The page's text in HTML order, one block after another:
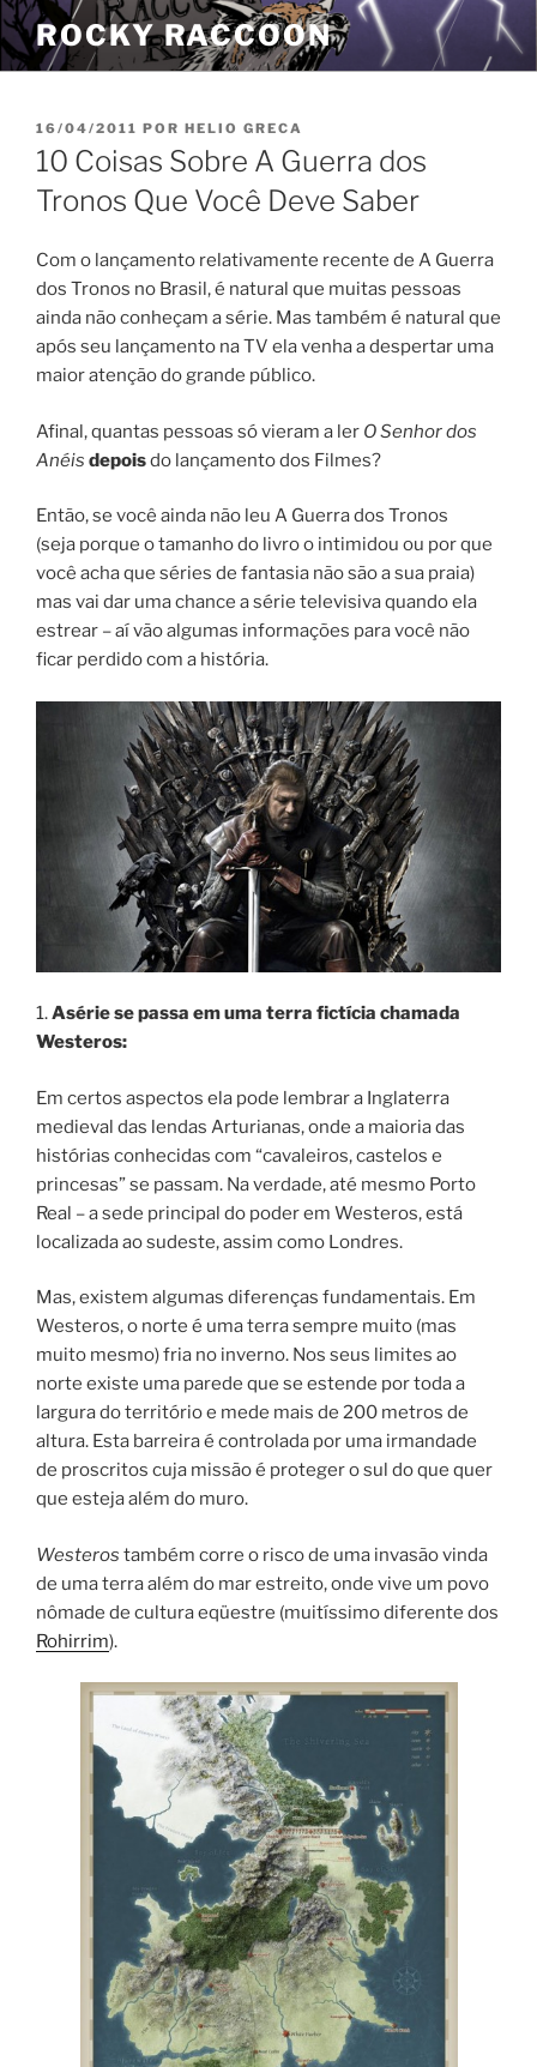
Pular
para
o
ROCKY RACCOON
PUBLICADO
EM
16/04/2011 POR HELIO GRECA
10 Coisas Sobre A Guerra dos
Tronos Que Você Deve Saber
Com o lançamento relativamente recente de A Guerra
dos Tronos no Brasil, é natural que muitas pessoas
ainda não conheçam a série. Mas também é natural que
após seu lançamento na TV ela venha a despertar uma
maior atenção do grande público.
Afinal, quantas pessoas só vieram a ler O Senhor dos
Anéis depoisdo lançamento dos Filmes?
Então, se você ainda não leu A Guerra dos Tronos
(seja porque o tamanho do livro o intimidou ou por que
você acha que séries de fantasia não são a sua praia)
mas vai dar uma chance a série televisiva quando ela
estrear – aí vão algumas informações para você não
ficar perdido com a história.
1.Asérie se passa em uma terra fictícia chamada
Westeros:
Em certos aspectos ela pode lembrar a Inglaterra
medieval das lendas Arturianas, onde a maioria das
histórias conhecidas com “cavaleiros, castelos e
princesas” se passam. Na verdade, até mesmo Porto
Real – a sede principal do poder em Westeros, está
localizada ao sudeste, assim como Londres.
Mas, existem algumas diferenças fundamentais. Em
Westeros, o norte é uma terra sempre muito (mas
muito mesmo) fria no inverno. Nos seus limites ao
norte existe uma parede que se estende por toda a
largura do território e mede mais de 200 metros de
altura. Esta barreira é controlada por uma irmandade
de proscritos cuja missão é proteger o sul do que quer
que esteja além do muro.
Westeros também corre o risco de uma invasão vinda
de uma terra além do mar estreito, onde vive um povo
nômade de cultura eqüestre (muitíssimo diferente dos
Rohirrim).